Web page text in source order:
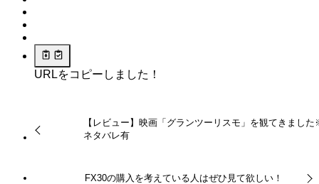
URLをコピーしました！
【レビュー】映画「グランツーリスモ」を観てきまし
ネタバレ有
FX30の購入を考えている人はぜひ見て欲しい！